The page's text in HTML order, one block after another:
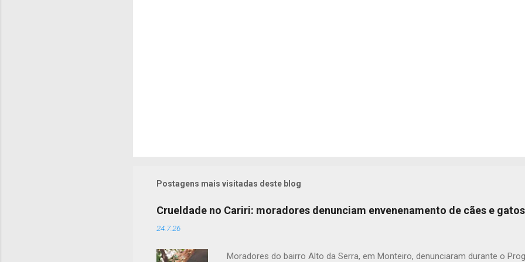
Postagens mais visitadas deste blog
Crueldade no Cariri: moradores denunciam envenenamento de cães e gatos
24.7.26
Moradores do bairro Alto da Serra, em Monteiro, denunciaram durante o